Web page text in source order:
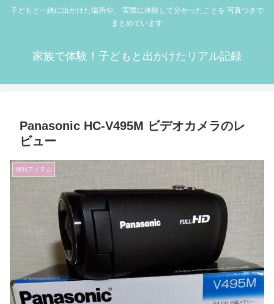
子どもと一緒に出かけた場所や、 実際に体験して分かったことを 写真つきで
まとめています
家族で体験！子どもと出かけたリアル記録
Panasonic HC-V495M ビデオカメラのレ
ビュー
便利アイテム